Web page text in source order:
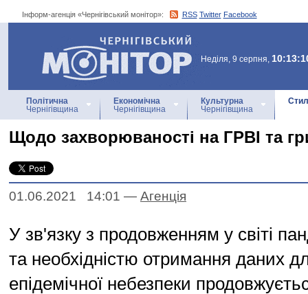
Інформ-агенція «Чернігівський монітор»: RSS Twitter Facebook
Інформ-агенція
«Чернігівський монітор»
Неділя, 9 серпня,
Політична
Чернігівщина
Економічна
Чернігівщина
Культурна
Чернігівщина
Щодо захворюваності на ГРВІ та
01.06.2021 14:01 — Агенцiя
У зв'язку з продовженням у світі
та необхідністю отримання даних
епідемічної небезпеки